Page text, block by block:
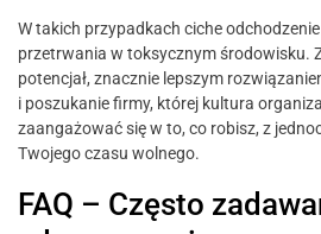
W takich przypadkach ciche
przetrwania w toksycznym środowisku.
potencjał, znacznie lepszym
i poszukanie firmy, której kultura
zaangażować się w to, co robisz, z
Twojego czasu wolnego.
FAQ – Często